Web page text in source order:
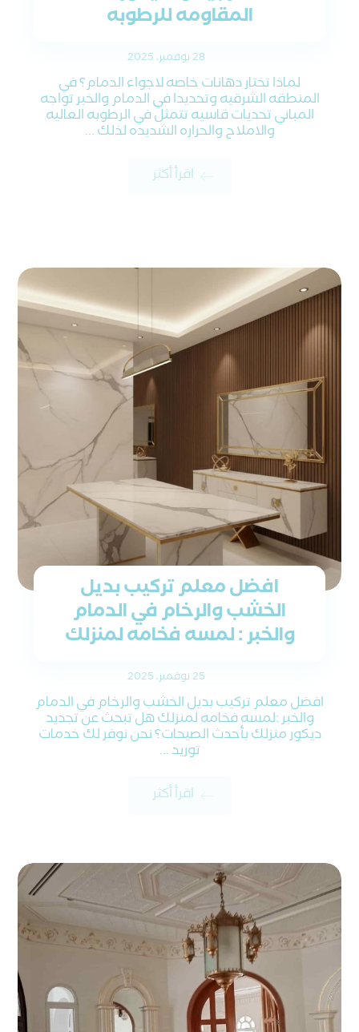
المقاومه للرطوبه
28 نوفمبر، 2025
لماذا تختار دهانات خاصه لاجواء الدمام؟ في
المنطقه الشرقيه وتحديدا في الدمام والخبر تواجه
المباني تحديات قاسيه تتمثل في الرطوبه العاليه
والاملاح والحراره الشديده لذلك ...
اقرأ أكثر
افضل معلم تركيب بديل
الخشب والرخام في الدمام
والخبر : لمسه فخامه لمنزلك
25 نوفمبر، 2025
افضل معلم تركيب بديل الخشب والرخام في الدمام
والخبر :لمسه فخامه لمنزلك هل تبحث عن تجديد
ديكور منزلك بأحدث الصيحات؟ نحن نوفر لك خدمات
توريد ...
اقرأ أكثر